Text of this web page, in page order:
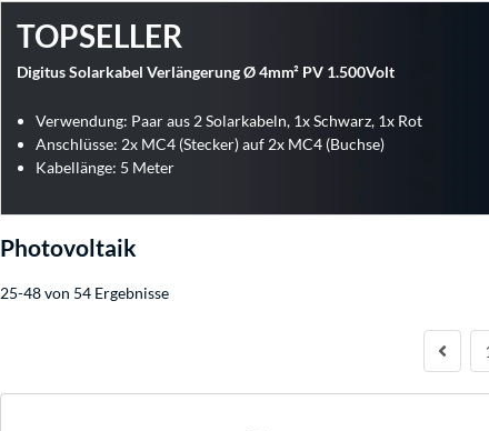
TOPSELLER
Digitus Solarkabel Verlängerung Ø 4mm² PV 1.500Volt
Verwendung: Paar aus 2 Solarkabeln, 1x Schwarz, 1x Rot
Anschlüsse: 2x MC4 (Stecker) auf 2x MC4 (Buchse)
Kabellänge: 5 Meter
Photovoltaik
25-48 von 54 Ergebnisse